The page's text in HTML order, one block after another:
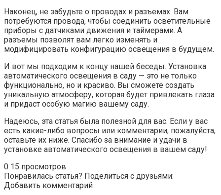
Наконец, не забудьте о проводах и разъемах. Вам
потребуются провода, чтобы соединить осветительные
приборы с датчиками движения и таймерами. А
разъемы позволят вам легко изменять и
модифицировать конфигурацию освещения в будущем.
И вот мы подходим к концу нашей беседы. Установка
автоматического освещения в саду — это не только
функционально, но и красиво. Вы сможете создать
уникальную атмосферу, которая будет привлекать глаза
и придаст особую магию вашему саду.
Надеюсь, эта статья была полезной для вас. Если у вас
есть какие-либо вопросы или комментарии, пожалуйста,
оставьте их ниже. Спасибо за внимание и удачи в
установке автоматического освещения в вашем саду!
0 15 просмотров
Понравилась статья? Поделиться с друзьями:
Добавить комментарий